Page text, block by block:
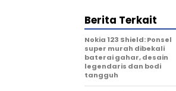
Berita Terkait
Nokia 123 Shield: Ponsel
super murah dibekali
baterai gahar, desain
legendaris dan bodi
tangguh